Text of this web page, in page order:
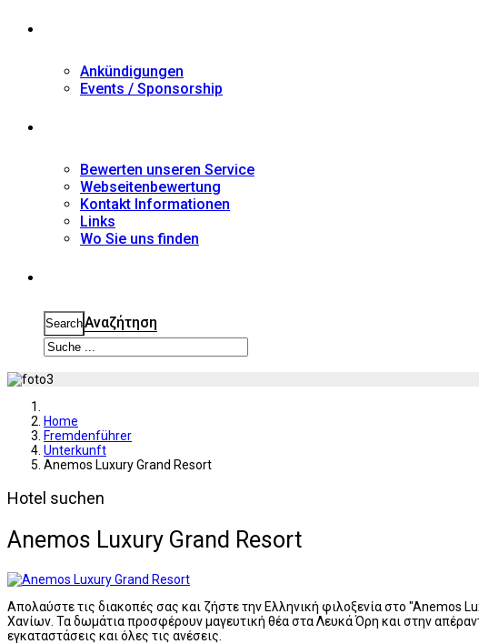
Ankündigungen
Events / Sponsorship
Bewerten unseren Service
Webseitenbewertung
Kontakt Informationen
Links
Wo Sie uns finden
SearchΑναζήτηση
Home
Fremdenführer
Unterkunft
Anemos Luxury Grand Resort
Hotel suchen
Anemos Luxury Grand Resort
Απολαύστε τις διακοπές σας και ζήστε την Ελληνική φιλοξενία στo "Anemos
Χανίων. Τα δωμάτια προσφέρουν μαγευτική θέα στα Λευκά Όρη και στην
εγκαταστάσεις και όλες τις ανέσεις.